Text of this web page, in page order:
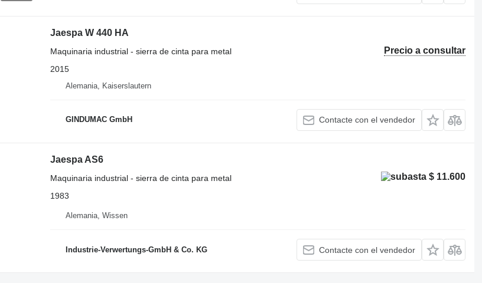
Jaespa W 440 HA
Precio a consultar
Maquinaria industrial - sierra de cinta para metal
2015
Alemania, Kaiserslautern
GINDUMAC GmbH Contacte con el vendedor
Jaespa AS6
$ 11.600
Maquinaria industrial - sierra de cinta para metal
1983
Alemania, Wissen
Industrie-Verwertungs-GmbH & Co. KG Contacte con el vendedor